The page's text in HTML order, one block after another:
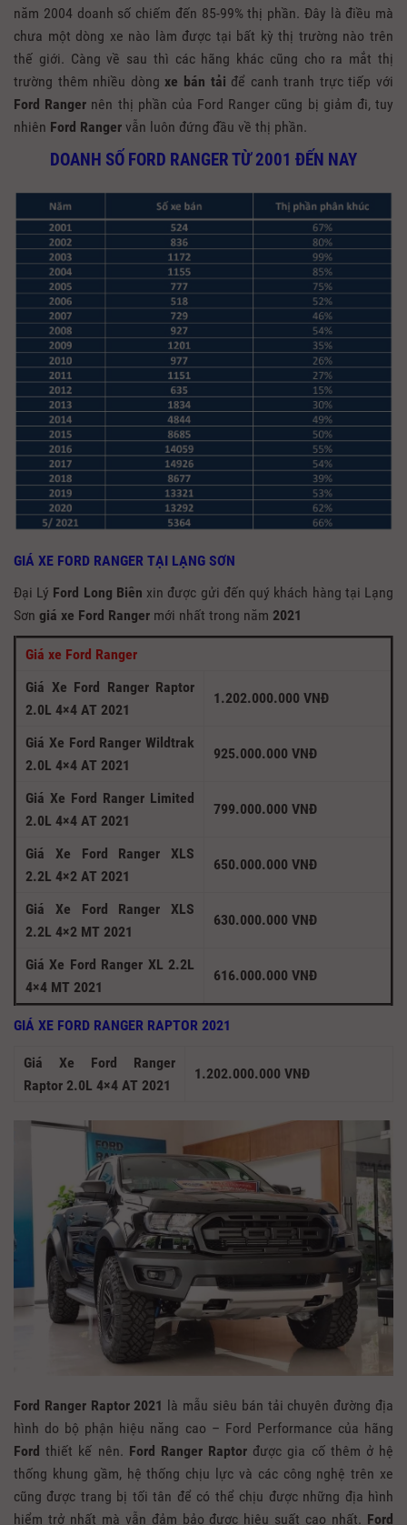
năm 2004 doanh số chiếm đến 85-99% thị phần. Đây là điều mà
chưa một dòng xe nào làm được tại bất kỳ thị trường nào trên
thế giới. Càng về sau thì các hãng khác cũng cho ra mắt thị
trường thêm nhiều dòngxe bán tải để canh tranh trực tiếp với
Ford Ranger nên thị phần của Ford Ranger cũng bị giảm đi, tuy
nhiên Ford Ranger vẫn luôn đứng đầu về thị phần.
DOANH SỐ FORD RANGER TỪ 2001 ĐẾN NAY
GIÁ XE FORD RANGER TẠI LẠNG SƠN
Đại Lý Ford Long Biên xin được gửi đến quý khách hàng tại Lạng
Sơn giá xe Ford Ranger mới nhất trong năm 2021
Giá xe Ford Ranger
Giá Xe Ford Ranger Raptor
2.0L 4×4 AT 2021
1.202.000.000 VNĐ
Giá Xe Ford Ranger Wildtrak
2.0L 4×4 AT 2021
925.000.000 VNĐ
Giá Xe Ford Ranger Limited
2.0L 4×4 AT 2021
799.000.000 VNĐ
Giá Xe Ford Ranger XLS
2.2L 4×2 AT 2021
650.000.000 VNĐ
Giá Xe Ford Ranger XLS
2.2L 4×2 MT 2021
630.000.000 VNĐ
Giá Xe Ford Ranger XL 2.2L
4×4 MT 2021
616.000.000 VNĐ
GIÁ XE FORD RANGER RAPTOR 2021
Giá Xe Ford Ranger
Raptor 2.0L 4×4 AT 2021
1.202.000.000 VNĐ
Ford Ranger Raptor 2021 là mẫu siêu bán tải chuyên đường địa
hình do bộ phận hiệu năng cao – Ford Performance của hãng
Ford thiết kế nên. Ford Ranger Raptor được gia cố thêm ở hệ
thống khung gầm, hệ thống chịu lực và các công nghệ trên xe
cũng được trang bị tối tân để có thể chịu được những địa hình
hiểm trở nhất mà vẫn đảm bảo được hiệu suất cao nhất. Ford